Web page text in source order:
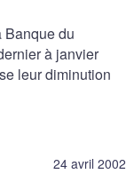
Banque du
à janvier
leur diminution
24 avril 2002